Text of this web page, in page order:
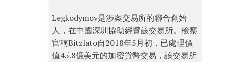
Legkodymov是涉案交易所的聯合創始
人，在中國深圳協助經營該交易所。檢察
官稱Bitzlato自2018年5月初，已處理價
值45.8億美元的加密貨幣交易，該交易所